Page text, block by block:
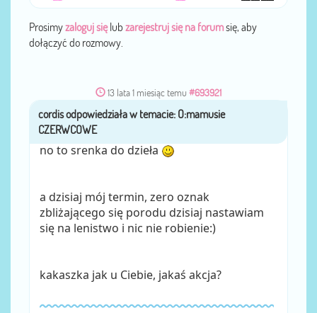
Prosimyzaloguj sięlub zarejestruj się na forumsię, aby
dołączyć do rozmowy.
13 lata 1 miesiąc temu #693921
przezcordis
no to srenka do dzieła
a dzisiaj mój termin, zero oznak
zbliżającego się porodu dzisiaj nastawiam
się na lenistwo i nic nie robienie:)
kakaszka jak u Ciebie, jakaś akcja?